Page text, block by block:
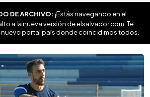
DE ARCHIVO:¡Estás navegando en el
a la nueva versión deelsalvador.com . Te
nuevo portal país donde coincidimos todos.